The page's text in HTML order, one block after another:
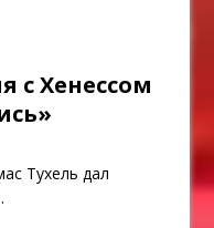
с Хенессом
Тухель дал